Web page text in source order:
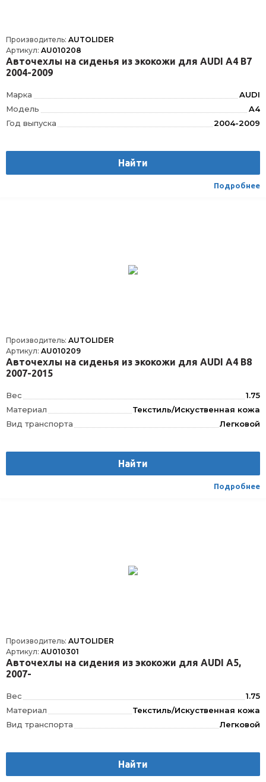
Производитель: AUTOLIDER
Артикул: AU010208
Авточехлы на сиденья из экокожи для AUDI А4 В7
2004-2009
Марка
AUDI
Модель
A4
Год выпуска
2004-2009
Вес
1.75
Текстиль/Искуственная кожа
Легковой
Найти
Подробнее
Производитель: AUTOLIDER
Артикул: AU010209
Авточехлы на сиденья из экокожи для AUDI A4 В8
2007-2015
Вес
1.75
Материал
Текстиль/Искуственная кожа
Вид транспорта
Легковой
Найти
Подробнее
Производитель: AUTOLIDER
Артикул: AU010301
Авточехлы на сидения из экокожи для AUDI A5,
2007-
Вес
1.75
Материал
Текстиль/Искуственная кожа
Вид транспорта
Легковой
Найти